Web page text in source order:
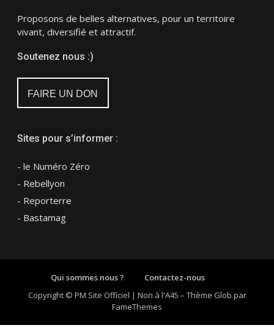
Proposons de belles alternatives, pour un territoire
vivant, diversifié et attractif.
Soutenez nous :)
FAIRE UN DON
Sites pour s’informer :
- le Numéro Zéro
- Rebellyon
- Reporterre
- Bastamag
Qui sommes nous ?
Contactez-nous
Copyright © PM Site Officiel | Non à l'A45 – Thème Glob par
FameThemes